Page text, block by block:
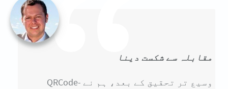
مقابلہ سے شکست دینا
وسیع تر تحقیق کے بعد، ہم نے QRCode-